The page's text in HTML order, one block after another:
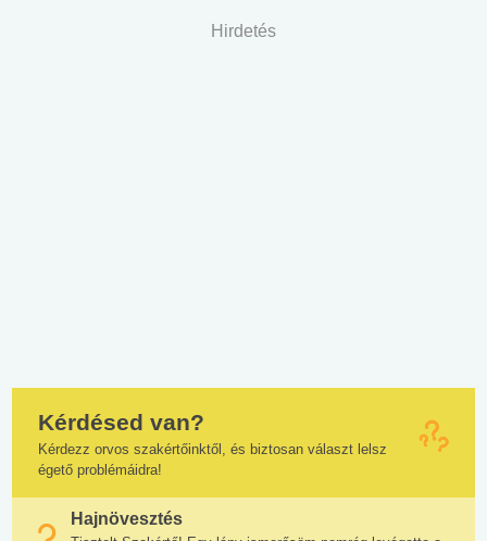
Hirdetés
Kérdésed van?
Kérdezz orvos szakértőinktől, és biztosan választ lelsz
égető problémáidra!
Hajnövesztés